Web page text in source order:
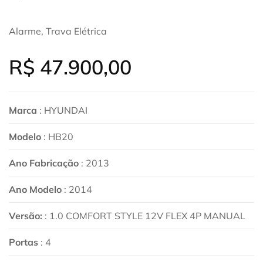
Alarme, Trava Elétrica
R$ 47.900,00
Marca : HYUNDAI
Modelo : HB20
Ano Fabricação : 2013
Ano Modelo : 2014
Versão: : 1.0 COMFORT STYLE 12V FLEX 4P MANUAL
Portas : 4